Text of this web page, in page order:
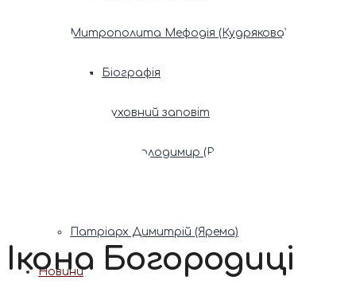
Митрополита Мефодія (Кудрякова)
Біографія
Духовний заповіт
Патріарх Володимир (Романюк)
Патріарх Димитрій (Ярема)
Новини
Ікона Богородиці